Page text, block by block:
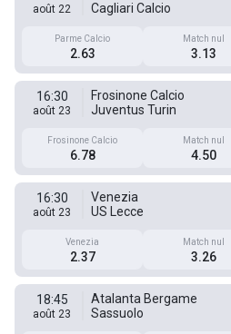
août 22
Cagliari Calcio
Parme Calcio
2.63
Match nul
3.13
16:30
août 23
Frosinone Calcio
Juventus Turin
Frosinone Calcio
6.78
Match nul
4.50
16:30
août 23
Venezia
US Lecce
Venezia
2.37
Match nul
3.26
18:45
août 23
Atalanta Bergame
Sassuolo